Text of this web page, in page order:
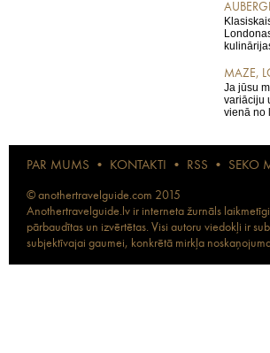
MAZE,
Ja jūsu
variāciju
vienā no
PAR MUMS • KONTAKTI • RSS • SEKO
© anothertravelguide.com 2015
Anothertravelguide.lv ir interneta žurnāls
pārbaudītas un izvērtētas. Visi autoru viedokļi ir
subjektīvajai gaumei, konkrētā mirkļa